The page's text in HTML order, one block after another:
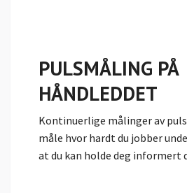
PULSMÅLING PÅ
HÅNDLEDDET
Kontinuerlige målinger av
måle hvor hardt du jobber
at du kan holde deg informert